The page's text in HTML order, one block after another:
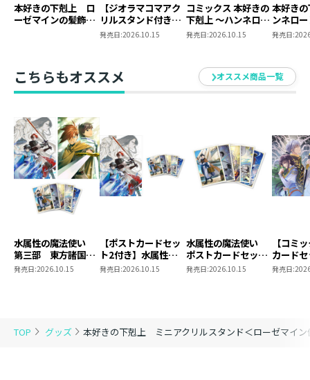
TOP グッズ 本好きの下剋上 ミニアクリルスタンド＜ローゼマイ
本好きの下剋上 ロ
ーゼマインの髪飾り
【ジオラマコマアク
リルスタンド付き】
本好きの下剋上 ～ハ
ミックス）
発売日:2026.10.15
コミックス 本好きの
下剋上 ～ハンネロー
レの貴族院五年生～
アクリルスタンド
（1巻4話）
発売日:2026.10.15
本好き
ンネロ
五年生
発売日:
こちらもオススメ オススメ商品一覧
水属性の魔法使い
第三部 東方諸国編
8 同時発売まとめ
発売日:2026.10.15
【ポストカードセッ
ト2付き】水属性の
魔法使い 第三部
発売日:2026.10.15
水属性の魔法使い
ポストカードセット
2
発売日:2026.10.15
【コミ
カード
き】恋
とに？
＠
発売日: